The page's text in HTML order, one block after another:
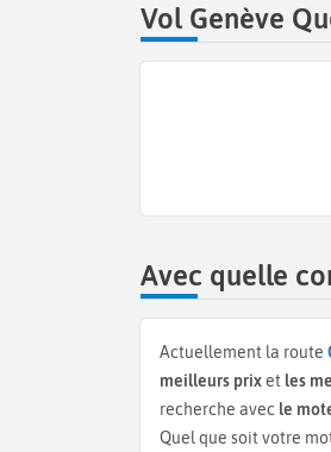
Vol Genève
Avec quelle
Actuellement la route
meilleurs prixet les
recherche avec le
Quel que soit votre